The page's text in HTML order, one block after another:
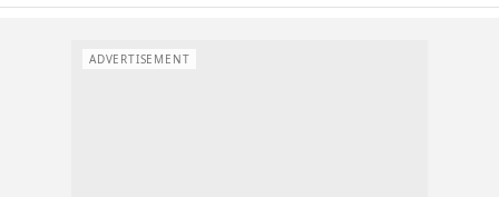
ADVERTISEMENT